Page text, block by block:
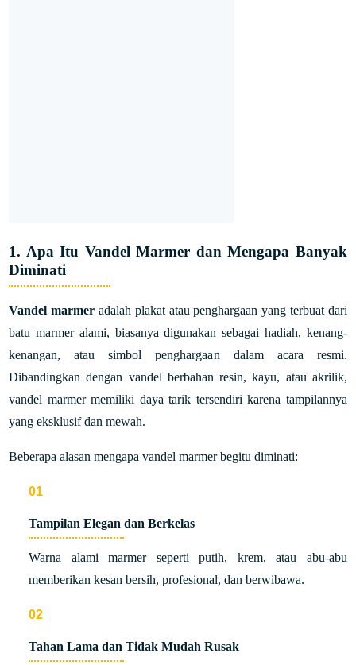
1. Apa Itu Vandel Marmer dan Mengapa Banyak
Diminati
Vandel marmer adalah plakat atau penghargaan yang terbuat dari
batu marmer alami, biasanya digunakan sebagai hadiah, kenang-
kenangan, atau simbol penghargaan dalam acara resmi.
Dibandingkan dengan vandel berbahan resin, kayu, atau akrilik,
vandel marmer memiliki daya tarik tersendiri karena tampilannya
yang eksklusif dan mewah.
Beberapa alasan mengapa vandel marmer begitu diminati:
Tampilan Elegan dan Berkelas
Warna alami marmer seperti putih, krem, atau abu-abu
memberikan kesan bersih, profesional, dan berwibawa.
Tahan Lama dan Tidak Mudah Rusak